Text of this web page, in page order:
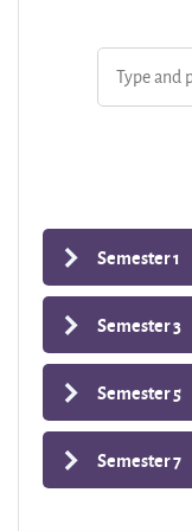
Semester 1
Semester 3
Semester 5
Semester 7